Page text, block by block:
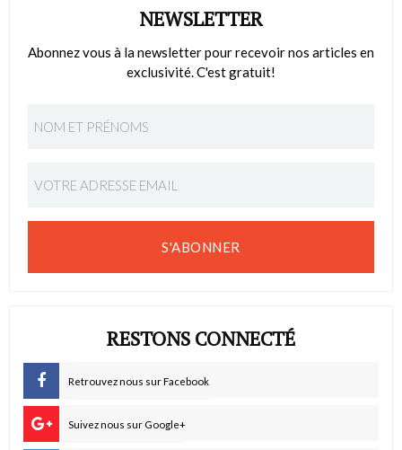
NEWSLETTER
Abonnez vous à la newsletter pour recevoir nos articles en
exclusivité. C'est gratuit!
S'ABONNER
RESTONS CONNECTÉ
Retrouvez nous sur Facebook
Suivez nous sur Google+